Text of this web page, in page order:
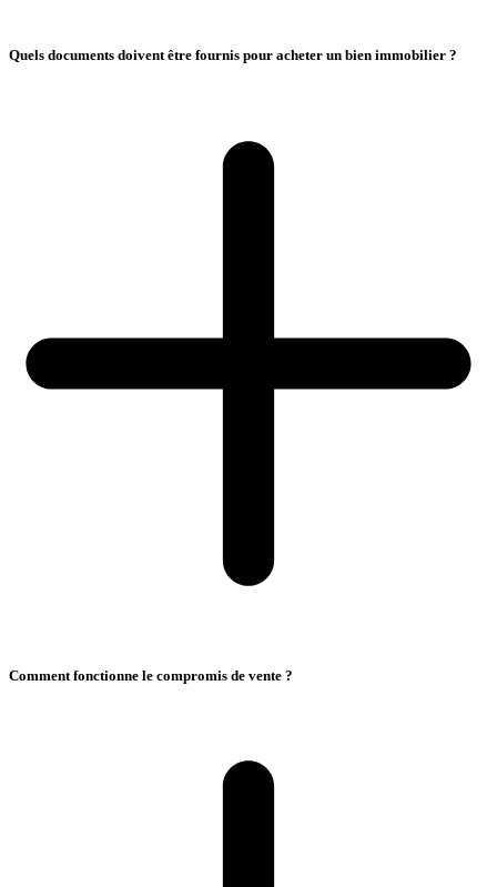
Quels documents doivent être fournis pour acheter un bien immobilier ?
Comment fonctionne le compromis de vente ?